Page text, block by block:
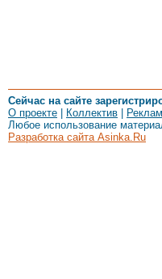
Сейчас на сайте
О проекте
Коллектив
Любое использование
Разработка сайта Asinka.Ru